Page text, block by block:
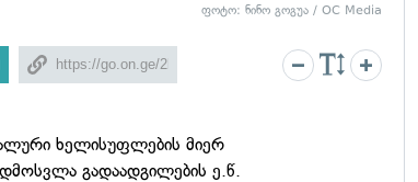
ფოტო: ნინო გოგუა / OC Media
ხელისუფლების მიერ
გადაადგილების ე.წ.